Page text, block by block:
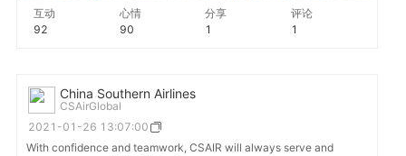
互动
92
心情
90
分享
1
评论
1
China Southern Airlines
CSAirGlobal
2021-01-26 13:07:00
With confidence and teamwork, CSAIR will always serve and